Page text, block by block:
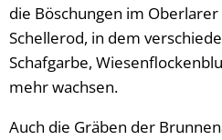
die Böschungen im
Schellerod, in dem
Schafgarbe,
mehr wachsen.
Auch die Gräben der